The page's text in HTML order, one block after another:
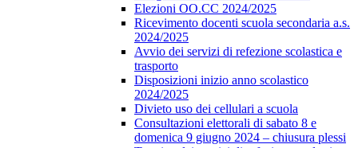
Elezioni OO.CC 2024/2025
Ricevimento docenti scuola secondaria a.s.
2024/2025
Avvio dei servizi di refezione scolastica e
trasporto
Disposizioni inizio anno scolastico
2024/2025
Divieto uso dei cellulari a scuola
Consultazioni elettorali di sabato 8 e
domenica 9 giugno 2024 – chiusura plessi